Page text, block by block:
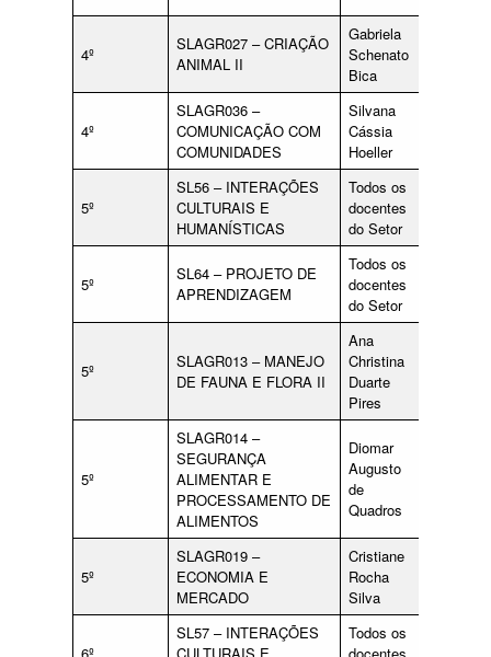
4º
SLAGR027 – CRIAÇÃO
ANIMAL II
Gabriela
Schenato
Bica
4º
SLAGR036 –
COMUNICAÇÃO COM
COMUNIDADES
Silvana
Cássia
Hoeller
5º
SL56 – INTERAÇÕES
CULTURAIS E
HUMANÍSTICAS
Todos os
docentes
do Setor
5º
SL64 – PROJETO DE
APRENDIZAGEM
Todos os
docentes
do Setor
5º
SLAGR013 – MANEJO
DE FAUNA E FLORA II
Ana
Christina
Duarte
Pires
5º
SLAGR014 –
SEGURANÇA
ALIMENTAR E
PROCESSAMENTO DE
ALIMENTOS
Diomar
Augusto
de
Quadros
5º
SLAGR019 –
ECONOMIA E
MERCADO
Cristiane
Rocha
Silva
SL57 – INTERAÇÕES
Todos os